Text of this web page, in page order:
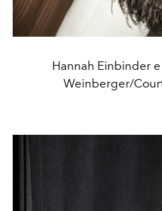
Hannah Einbinder
Weinberger/